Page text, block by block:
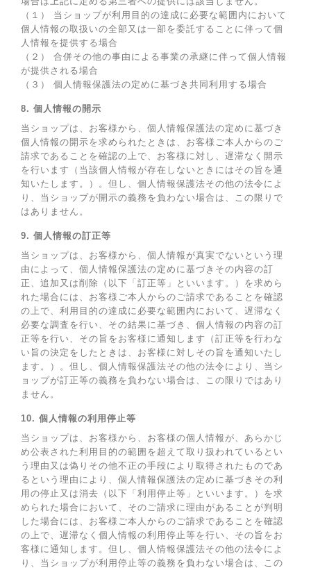
（１） 当ショップが利用目的の達成に必要な範囲内において
個人情報の取扱いの全部又は一部を委託することに伴って個
人情報を提供する場合
（２） 合併その他の事由による事業の承継に伴って個人情報
が提供される場合
（３） 個人情報保護法の定めに基づき共同利用する場合
8. 個人情報の開示
当ショップは、お客様から、個人情報保護法の定めに基づき
個人情報の開示を求められたときは、お客様ご本人からのご
請求であることを確認の上で、お客様に対し、遅滞なく開示
を行います（当該個人情報が存在しないときにはその旨を通
知いたします。）。但し、個人情報保護法その他の法令によ
り、当ショップが開示の義務を負わない場合は、この限りで
はありません。
9. 個人情報の訂正等
当ショップは、お客様から、個人情報が真実でないという理
由によって、個人情報保護法の定めに基づきその内容の訂
正、追加又は削除（以下「訂正等」といいます。）を求めら
れた場合には、お客様ご本人からのご請求であることを確認
の上で、利用目的の達成に必要な範囲内において、遅滞なく
必要な調査を行い、その結果に基づき、個人情報の内容の訂
正等を行い、その旨をお客様に通知します（訂正等を行わな
い旨の決定をしたときは、お客様に対しその旨を通知いたし
ます。）。但し、個人情報保護法その他の法令により、当シ
ョップが訂正等の義務を負わない場合は、この限りではあり
ません。
10. 個人情報の利用停止等
当ショップは、お客様から、お客様の個人情報が、あらかじ
め公表された利用目的の範囲を超えて取り扱われているとい
う理由又は偽りその他不正の手段により取得されたものであ
るという理由により、個人情報保護法の定めに基づきその利
用の停止又は消去（以下「利用停止等」といいます。）を求
められた場合において、そのご請求に理由があることが判明
した場合には、お客様ご本人からのご請求であることを確認
の上で、遅滞なく個人情報の利用停止等を行い、その旨をお
客様に通知します。但し、個人情報保護法その他の法令によ
り、当ショップが利用停止等の義務を負わない場合は、この